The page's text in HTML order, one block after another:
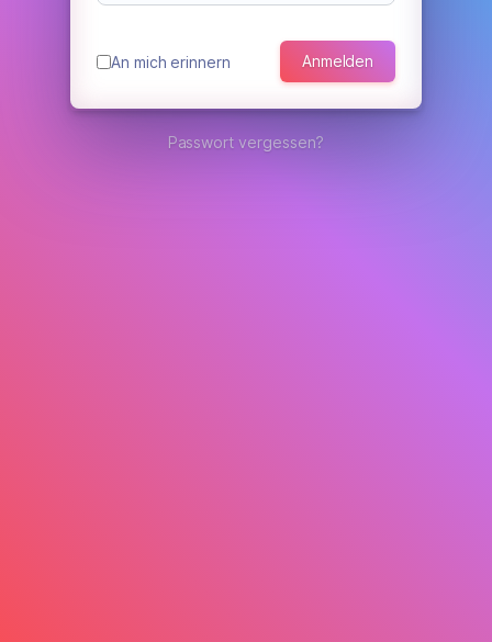
An mich erinnern Anmelden
Passwort vergessen?